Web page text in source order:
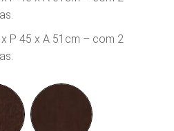
P 45 x A 51cm – com 2